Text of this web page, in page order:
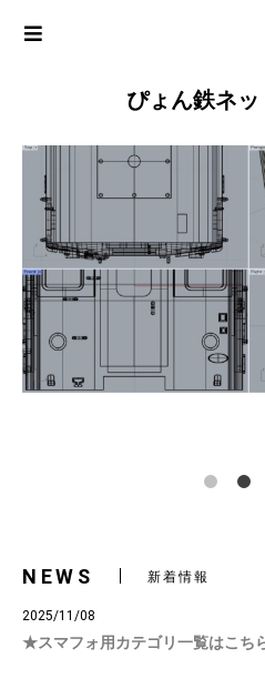
ぴょん鉄ネ
NEWS 新着情報
2025/11/08
★スマフォ用カテゴリ一覧はこち